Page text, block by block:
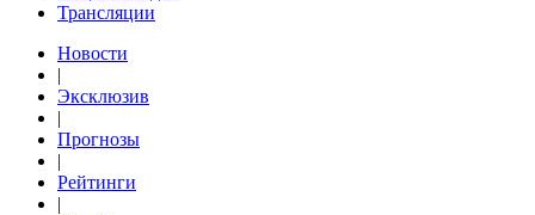
Трансляции
Новости
|
Эксклюзив
|
Прогнозы
|
Рейтинги
|